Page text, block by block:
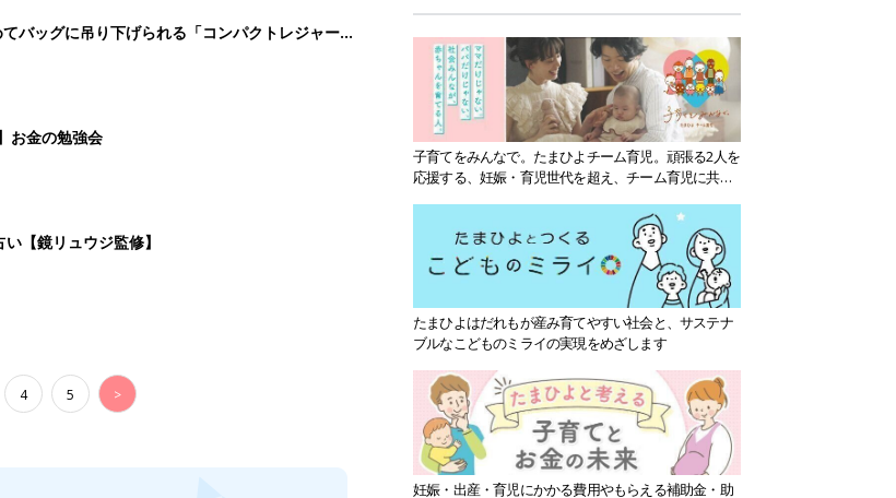
4 5 >
子育てをみんなで。たまひよチーム育児。頑張る2人を
応援する、妊娠・育児世代を超え、チーム育児に共感
たまひよはだれもが産み育てやすい社会と、サステナ
ブルなこどものミライの実現をめざします
妊娠・出産・育児にかかる費用やもらえる補助金・助